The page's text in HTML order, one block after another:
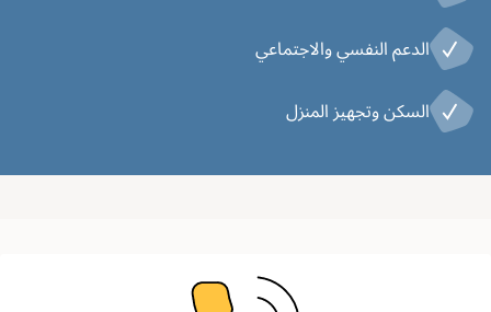
الدعم النفسي والاجتماعي
السكن وتجهيز المنزل